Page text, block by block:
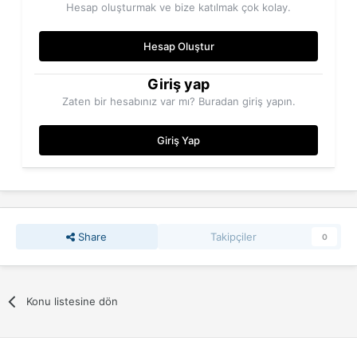
Hesap oluşturmak ve bize katılmak çok kolay.
Hesap Oluştur
Giriş yap
Zaten bir hesabınız var mı? Buradan giriş yapın.
Giriş Yap
Share Takipçiler 0
Konu listesine dön